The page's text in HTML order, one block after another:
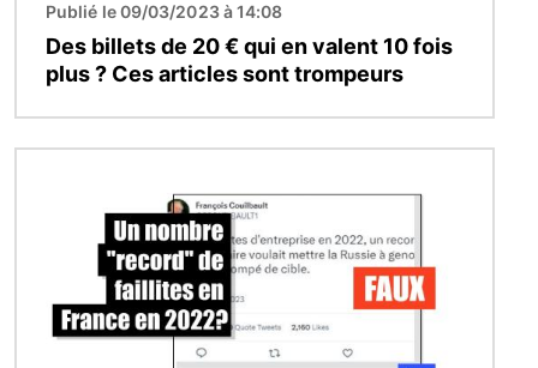
Publié le 09/03/2023 à 14:08
Des billets de 20 € qui en valent 10 fois
plus ? Ces articles sont trompeurs